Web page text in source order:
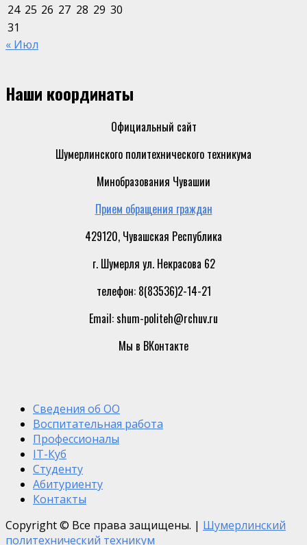
24 25 26 27 28 29 30
31
« Июл
Наши координаты
Официальный сайт
Шумерлинского политехнического техникума
Минобразования Чувашии
Прием обращения граждан
429120, Чувашская Республика
г. Шумерля ул. Некрасова 62
телефон: 8(83536)2-14-21
Email: shum-politeh@rchuv.ru
Мы в ВКонтакте
Сведения об ОО
Воспитательная работа
Профессионалы
IT-Куб
Студенту
Абитуриенту
Контакты
Copyright © Все права защищены. | Шумерлинский
политехнический техникум